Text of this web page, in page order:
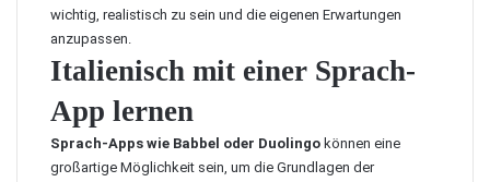
wichtig, realistisch zu sein und die eigenen Erwartungen
anzupassen.
Italienisch mit einer Sprach-
App lernen
Sprach-Apps wie Babbel oder Duolingo können eine
großartige Möglichkeit sein, um die Grundlagen der